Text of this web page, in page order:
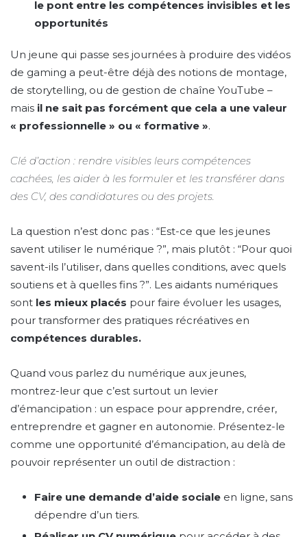
le pont entre les compétences invisibles et les
opportunités
Un jeune qui passe ses journées à produire des vidéos
de gaming a peut-être déjà des notions de montage,
de storytelling, ou de gestion de chaîne YouTube –
mais il ne sait pas forcément que cela a une valeur
« professionnelle » ou « formative ».
Clé d’action : rendre visibles leurs compétences
cachées, les aider à les formuler et les transférer dans
des CV, des candidatures ou des projets.
La question n’est donc pas : “Est-ce que les jeunes
savent utiliser le numérique ?”, mais plutôt : “Pour quoi
savent-ils l’utiliser, dans quelles conditions, avec quels
soutiens et à quelles fins ?”. Les aidants numériques
sont les mieux placés pour faire évoluer les usages,
pour transformer des pratiques récréatives en
compétences durables.
Quand vous parlez du numérique aux jeunes,
montrez-leur que c’est surtout un levier
d’émancipation : un espace pour apprendre, créer,
entreprendre et gagner en autonomie. Présentez-le
comme une opportunité d’émancipation, au delà de
pouvoir représenter un outil de distraction :
Faire une demande d’aide sociale en ligne, sans
dépendre d’un tiers.